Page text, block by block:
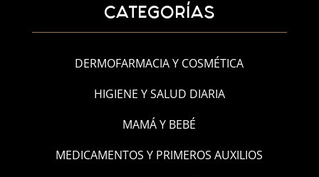
CATEGORÍAS
DERMOFARMACIA Y COSMÉTICA
HIGIENE Y SALUD DIARIA
MAMÁ Y BEBÉ
MEDICAMENTOS Y PRIMEROS AUXILIOS